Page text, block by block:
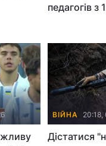
педагогів з
ВІЙНА 20:18,
Дістатися